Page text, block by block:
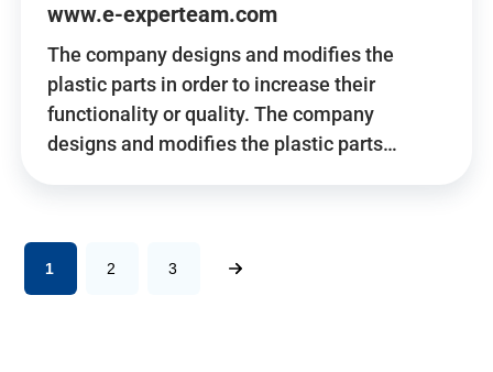
www.e-experteam.com
The company designs and modifies the
plastic parts in order to increase their
functionality or quality. The company
designs and modifies the plastic parts…
1 2 3